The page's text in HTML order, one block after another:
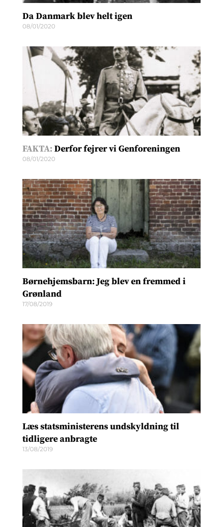
Da Danmark blev helt igen
08/01/2020
FAKTA:Derfor fejrer vi Genforeningen
08/01/2020
Børnehjemsbarn: Jeg blev en fremmed i
Grønland
17/08/2019
Læs statsministerens undskyldning til
tidligere anbragte
13/08/2019